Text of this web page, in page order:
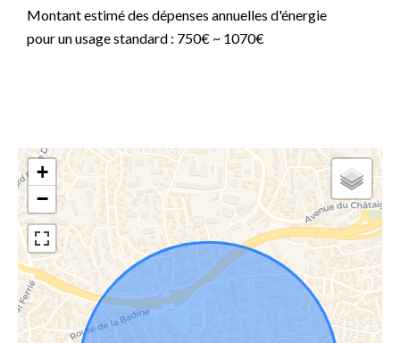
Montant estimé des dépenses annuelles d'énergie
pour un usage standard : 750€ ~ 1070€
+
−